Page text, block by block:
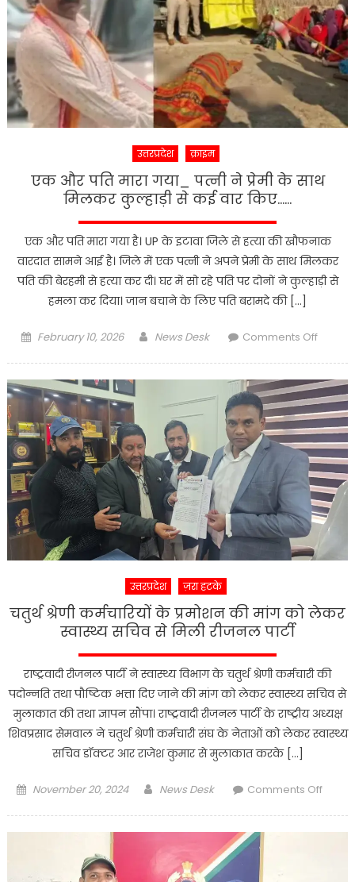
का
बड़ा
बयान
—‘मुझे
पूर्व
सेनाध्यक्ष
नरवणे
भरोसा’
उत्तरप्रदेश क्राइम
एक और पति मारा गया_ पत्नी ने प्रेमी के साथ
मिलकर कुल्हाड़ी से कई वार किए……
एक और पति मारा गया है। UP के इटावा जिले से हत्या की खौफनाक
वारदात सामने आई है। जिले में एक पत्नी ने अपने प्रेमी के साथ मिलकर
पति की बेरहमी से हत्या कर दी। घर में सो रहे पति पर दोनों ने कुल्हाड़ी से
हमला कर दिया। जान बचाने के लिए पति बरामदे की […]
Posted
February 10, 2026 Author
News Desk Comments Offon
पति
मारा
गया_
पत्नी
ने
प्रेमी
के
साथ
कुल्हाड़ी
वार
उत्तरप्रदेश ज़रा हटके
चतुर्थ श्रेणी कर्मचारियों के प्रमोशन की मांग को लेकर
स्वास्थ्य सचिव से मिली रीजनल पार्टी
राष्ट्रवादी रीजनल पार्टी ने स्वास्थ्य विभाग के चतुर्थ श्रेणी कर्मचारी की
पदोन्नति तथा पौष्टिक भत्ता दिए जाने की मांग को लेकर स्वास्थ्य सचिव से
मुलाकात की तथा ज्ञापन सौंपा। राष्ट्रवादी रीजनल पार्टी के राष्ट्रीय अध्यक्ष
शिवप्रसाद सेमवाल ने चतुर्थ श्रेणी कर्मचारी संघ के नेताओं को लेकर स्वास्थ्य
सचिव डॉक्टर आर राजेश कुमार से मुलाकात करके […]
Posted
November 20, 2024 Author
News Desk Comments Offon